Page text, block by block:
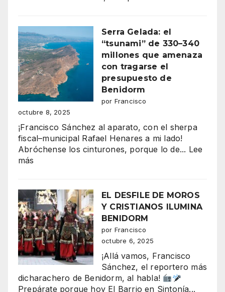
en
mil
y
conquista
Serra Gelada: el
“tsunami” de 330–340
millones que amenaza
con tragarse el
presupuesto de
Benidorm
por Francisco
octubre 8, 2025
¡Francisco Sánchez al aparato, con el sherpa
fiscal–municipal Rafael Henares a mi lado!
Abróchense los cinturones, porque lo de... Lee
más
el
“tsunami”
de
330–
340
millones
que
con
EL DESFILE DE MOROS
Y CRISTIANOS ILUMINA
BENIDORM
por Francisco
octubre 6, 2025
¡Allá vamos, Francisco
Sánchez, el reportero más
dicharachero de Benidorm, al habla!
Prepárate porque hoy El Barrio en Sintonía...